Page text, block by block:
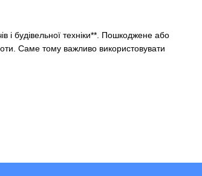
і будівельної техніки**. Пошкоджене або
Саме тому важливо використовувати